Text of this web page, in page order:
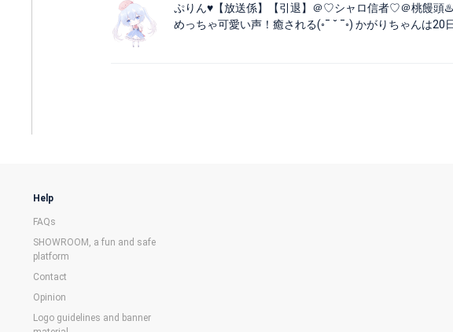
ぷりん♥【放送係】【引退】＠♡シャロ信者♡＠桃饅頭♨️
めっちゃ可愛い声！癒される(◦ˉ ˘ ˉ◦) かがりちゃんは
Help
FAQs
SHOWROOM, a fun and safe
platform
Contact
Opinion
Logo guidelines and banner